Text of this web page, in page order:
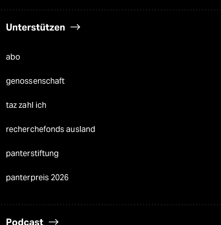
Unterstützen
abo
genossenschaft
taz zahl ich
recherchefonds ausland
panterstiftung
panterpreis 2026
Podcast